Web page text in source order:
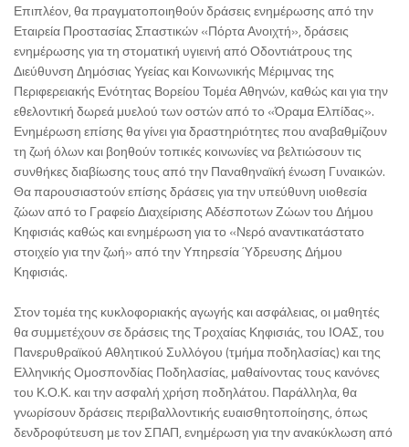
Επιπλέον, θα πραγματοποιηθούν δράσεις ενημέρωσης από την
Εταιρεία Προστασίας Σπαστικών «Πόρτα Ανοιχτή», δράσεις
ενημέρωσης για τη στοματική υγιεινή από Οδοντιάτρους της
Διεύθυνση Δημόσιας Υγείας και Κοινωνικής Μέριμνας της
Περιφερειακής Ενότητας Βορείου Τομέα Αθηνών, καθώς και για την
εθελοντική δωρεά μυελού των οστών από το «Όραμα Ελπίδας».
Ενημέρωση επίσης θα γίνει για δραστηριότητες που αναβαθμίζουν
τη ζωή όλων και βοηθούν τοπικές κοινωνίες να βελτιώσουν τις
συνθήκες διαβίωσης τους από την Παναθηναϊκή ένωση Γυναικών.
Θα παρουσιαστούν επίσης δράσεις για την υπεύθυνη υιοθεσία
ζώων από το Γραφείο Διαχείρισης Αδέσποτων Ζώων του Δήμου
Κηφισιάς καθώς και ενημέρωση για το «Νερό αναντικατάστατο
στοιχείο για την ζωή» από την Υπηρεσία Ύδρευσης Δήμου
Κηφισιάς.
Στον τομέα της κυκλοφοριακής αγωγής και ασφάλειας, οι μαθητές
θα συμμετέχουν σε δράσεις της Τροχαίας Κηφισιάς, του ΙΟΑΣ, του
Πανερυθραϊκού Αθλητικού Συλλόγου (τμήμα ποδηλασίας) και της
Ελληνικής Ομοσπονδίας Ποδηλασίας, μαθαίνοντας τους κανόνες
του Κ.Ο.Κ. και την ασφαλή χρήση ποδηλάτου. Παράλληλα, θα
γνωρίσουν δράσεις περιβαλλοντικής ευαισθητοποίησης, όπως
δενδροφύτευση με τον ΣΠΑΠ, ενημέρωση για την ανακύκλωση από